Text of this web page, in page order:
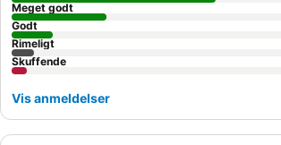
Meget godt
Godt
Rimeligt
Skuffende
Vis anmeldelser